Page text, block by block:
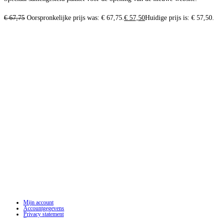
€67,75 Oorspronkelijke prijs was: € 67,75. € 57,50Huidige prijs is: € 57,50.
Mijn account
Accountgegevens
Privacy statement